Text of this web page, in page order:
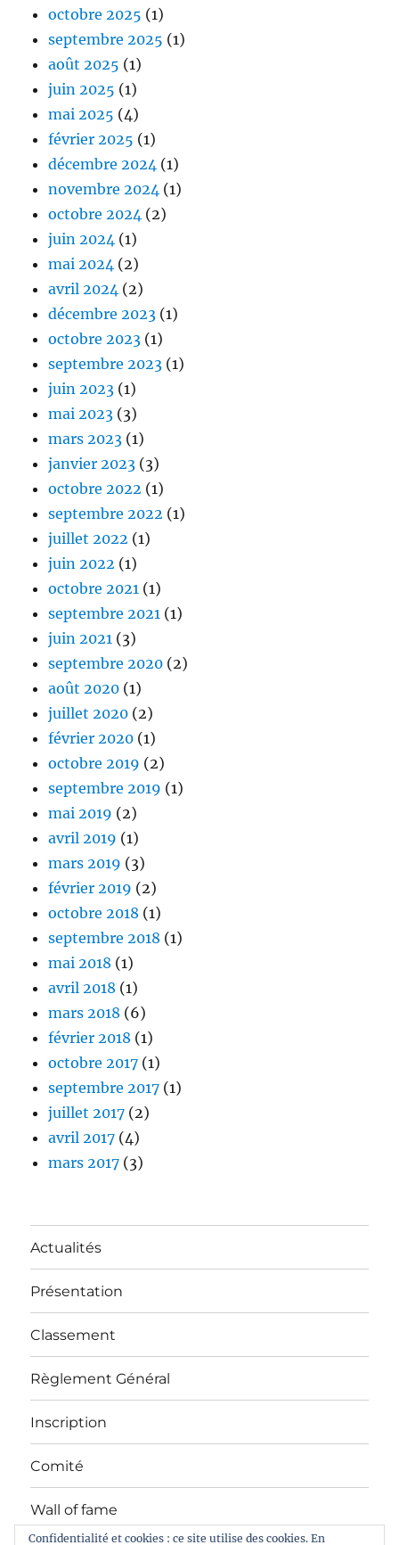
octobre 2025 (1)
septembre 2025 (1)
août 2025 (1)
juin 2025 (1)
mai 2025 (4)
février 2025 (1)
décembre 2024 (1)
novembre 2024 (1)
octobre 2024 (2)
juin 2024 (1)
mai 2024 (2)
avril 2024 (2)
décembre 2023 (1)
octobre 2023 (1)
septembre 2023 (1)
juin 2023 (1)
mai 2023 (3)
mars 2023 (1)
janvier 2023 (3)
octobre 2022 (1)
septembre 2022 (1)
juillet 2022 (1)
juin 2022 (1)
octobre 2021 (1)
septembre 2021 (1)
juin 2021 (3)
septembre 2020 (2)
août 2020 (1)
juillet 2020 (2)
février 2020 (1)
octobre 2019 (2)
septembre 2019 (1)
mai 2019 (2)
avril 2019 (1)
mars 2019 (3)
février 2019 (2)
octobre 2018 (1)
septembre 2018 (1)
mai 2018 (1)
avril 2018 (1)
mars 2018 (6)
février 2018 (1)
octobre 2017 (1)
septembre 2017 (1)
juillet 2017 (2)
avril 2017 (4)
mars 2017 (3)
Actualités
Présentation
Classement
Règlement Général
Inscription
Comité
Wall of fame
Confidentialité et cookies : ce site utilise des cookies. En